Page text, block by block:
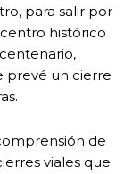
para salir por
histórico
prevé un cierre
de
viales que